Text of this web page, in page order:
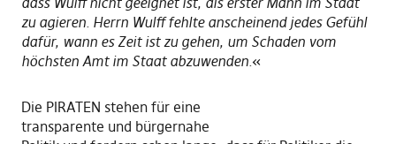
zu agieren. Herrn Wulff fehlte anscheinend jedes Gefühl
dafür, wann es Zeit ist zu gehen, um Schaden vom
höchsten Amt im Staat abzuwenden.«
Die PIRATEN stehen für eine
transparente und bürgernahe